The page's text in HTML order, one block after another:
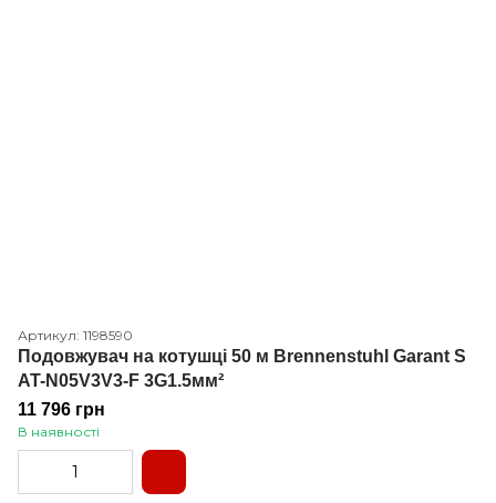
Артикул: 1198590
Подовжувач на котушці 50 м Brennenstuhl Garant S
AT-N05V3V3-F 3G1.5мм²
11 796 грн
В наявності